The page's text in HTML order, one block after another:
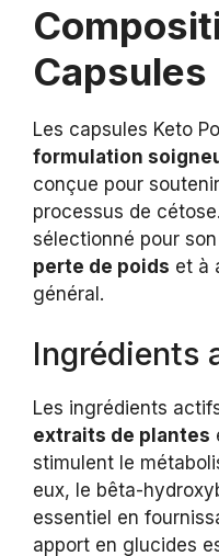
Capsules
Les capsules Keto
formulation
conçue pour
processus de
sélectionné pour
perte de poids et à
général.
Ingrédients
Les ingrédients
extraits de plantes
stimulent le
eux, le bêta-
essentiel en
apport en glucides